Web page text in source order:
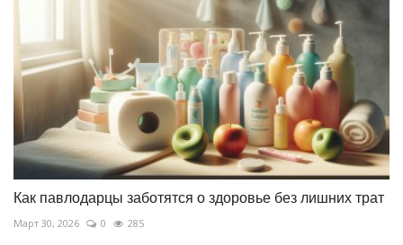
Как павлодарцы заботятся о здоровье без лишних трат
Март 30, 2026 0 285